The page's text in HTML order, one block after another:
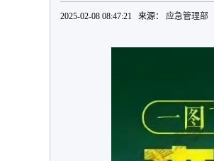
2025-02-08 08:47:21 来源： 应急管理部